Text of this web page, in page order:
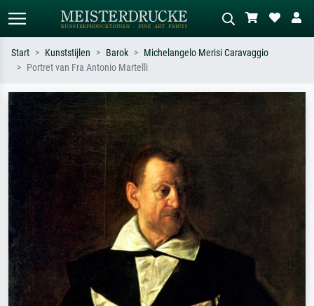
Zoek op kunstenaar, titel of stijl – bijv.
Monet, Sterrennacht, impressionisme,
Hokusai-golf, naakt.
Beschrijf de scène – bijv. groene
olieverfschilderij, staand naakt naast
Start Kunststijlen Barok
Michelangelo Merisi Caravaggio
Portret van Fra Antonio Martelli